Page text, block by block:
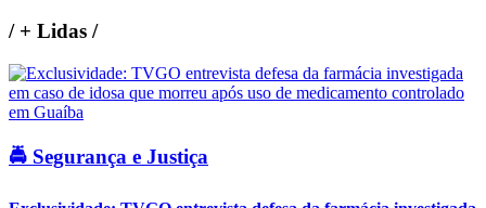
/+ Lidas /
🚔 Segurança e Justiça